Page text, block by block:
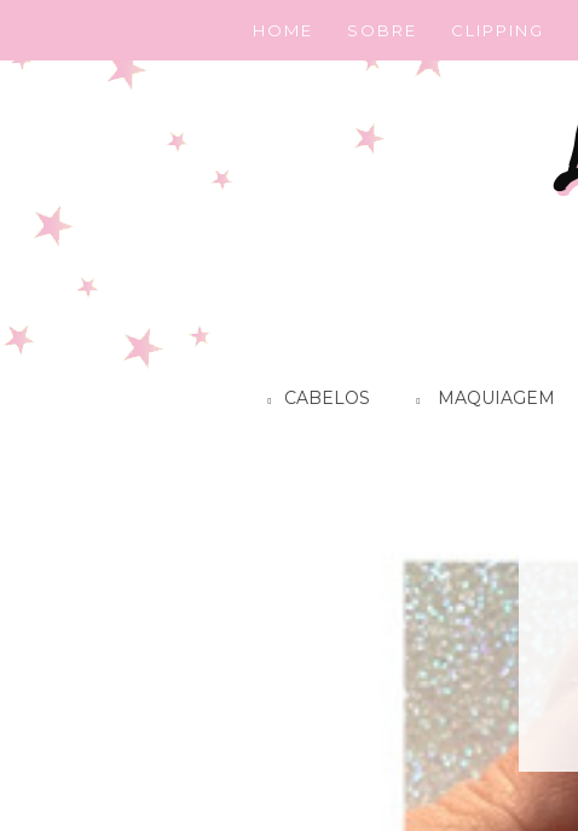
HOME SOBRE CLIPPING
CABELOS MAQUIAGEM